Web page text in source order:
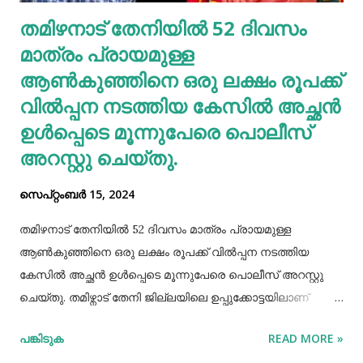
തടസപ്പെടുത്തും. നല്ല ഭക്ഷണം, വെള്ളം കുടിയ്ക്കുക, നല്ല
ഉറക്കം എന്നിവ മു...
തമിഴനാട് തേനിയില്‍ 52 ദിവസം
മാത്രം പ്രായമുള്ള
ആണ്‍കുഞ്ഞിനെ ഒരു ലക്ഷം രൂപക്ക്
വില്‍പ്പന നടത്തിയ കേസില്‍ അച്ഛൻ
ഉള്‍പ്പെടെ മൂന്നുപേരെ പൊലീസ്
അറസ്റ്റു ചെയ്തു.
സെപ്റ്റംബർ 15, 2024
തമിഴനാട് തേനിയില്‍ 52 ദിവസം മാത്രം പ്രായമുള്ള
ആണ്‍കുഞ്ഞിനെ ഒരു ലക്ഷം രൂപക്ക് വില്‍പ്പന നടത്തിയ
കേസില്‍ അച്ഛൻ ഉള്‍പ്പെടെ മൂന്നുപേരെ പൊലീസ് അറസ്റ്റു
ചെയ്തു. തമിഴ്നാട് തേനി ജില്ലയിലെ ഉപ്പുക്കോട്ടയിലാണ്
സ്വദേശികളായ ദമ്ബതികളുമാണ് അറസ്റ്റിലായത്. തേനി
പങ്കിടുക READ MORE »